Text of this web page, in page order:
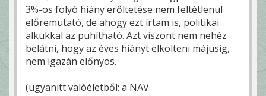
3%-os folyó hiány erőltetése nem feltétlenül
előremutató, de ahogy ezt írtam is, politikai
alkukkal az puhítható. Azt viszont nem nehéz
belátni, hogy az éves hiányt elkölteni májusig,
nem igazán előnyös.
(ugyanitt valóéletből: a NAV